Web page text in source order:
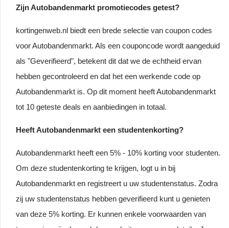
Zijn Autobandenmarkt promotiecodes getest?
kortingenweb.nl biedt een brede selectie van coupon codes
voor Autobandenmarkt. Als een couponcode wordt aangeduid
als "Geverifieerd", betekent dit dat we de echtheid ervan
hebben gecontroleerd en dat het een werkende code op
Autobandenmarkt is. Op dit moment heeft Autobandenmarkt
tot 10 geteste deals en aanbiedingen in totaal.
Heeft Autobandenmarkt een studentenkorting?
Autobandenmarkt heeft een 5% - 10% korting voor studenten.
Om deze studentenkorting te krijgen, logt u in bij
Autobandenmarkt en registreert u uw studentenstatus. Zodra
zij uw studentenstatus hebben geverifieerd kunt u genieten
van deze 5% korting. Er kunnen enkele voorwaarden van